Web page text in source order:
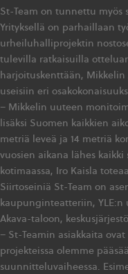
St-Team on tunnettu
Yrityksellä on parhaillaan
urheiluhalliprojektin
tulevilla ratkaisuilla
harjoituskenttään,
useisiin eri
– Mikkelin uuteen
lisäksi Suomen kaikkien
metriä leveä ja 14 metriä
vuosien aikana lähes
kotimaassa, Iro Kaisla
Siirtoseiniä St-Team on
kaupunginteatteriin,
Akava-taloon,
– St-Teamin asiakkaita
projekteissa olemme
suunnitteluvaiheessa.